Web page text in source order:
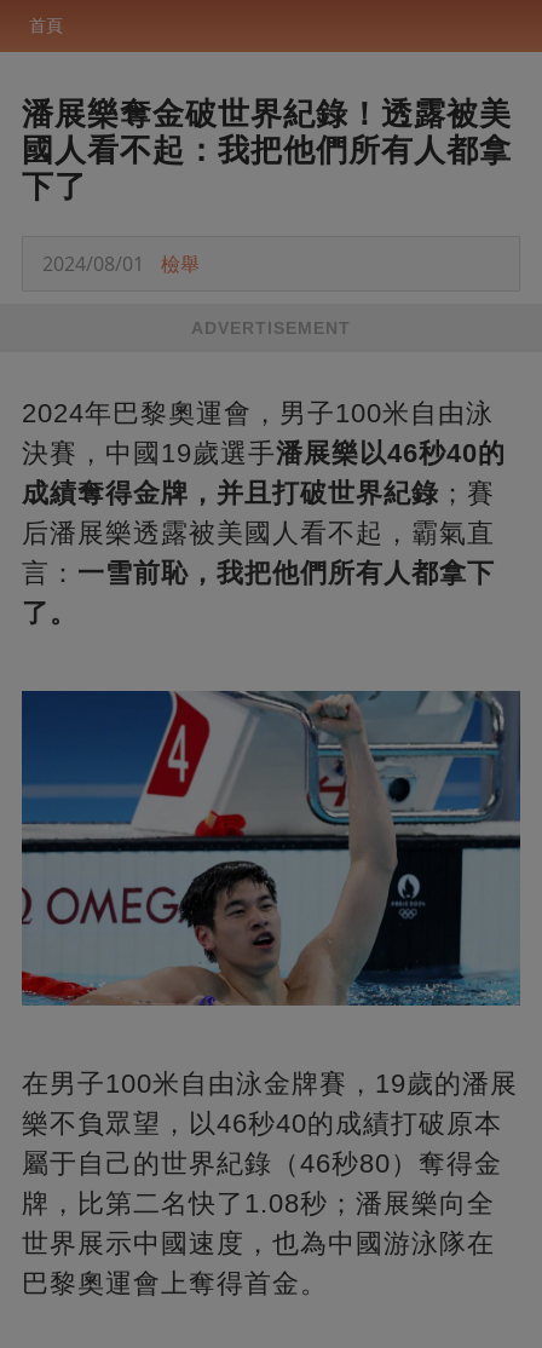
首頁
潘展樂奪金破世界紀錄！透露被美
國人看不起：我把他們所有人都拿
下了
2024/08/01 檢舉
ADVERTISEMENT
2024年巴黎奧運會，男子100米自由泳
決賽，中國19歲選手潘展樂以46秒40的
成績奪得金牌，并且打破世界紀錄 ；賽
后潘展樂透露被美國人看不起，霸氣直
言： 一雪前恥，我把他們所有人都拿下
了。
在男子100米自由泳金牌賽，19歲的潘展
樂不負眾望，以46秒40的成績打破原本
屬于自己的世界紀錄（46秒80）奪得金
牌，比第二名快了1.08秒；潘展樂向全
世界展示中國速度，也為中國游泳隊在
巴黎奧運會上奪得首金。